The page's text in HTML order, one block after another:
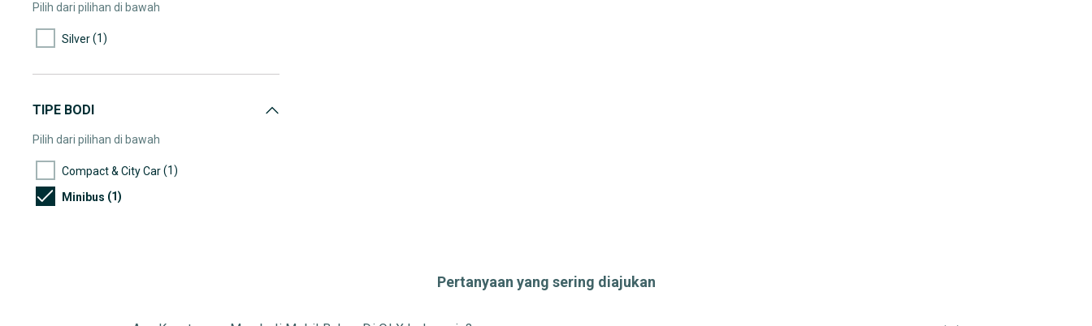
Pilih dari pilihan di bawah
Silver(1)
TIPE BODI
Pilih dari pilihan di bawah
Compact & City Car(1)
Minibus (1)
Pertanyaan yang sering diajukan